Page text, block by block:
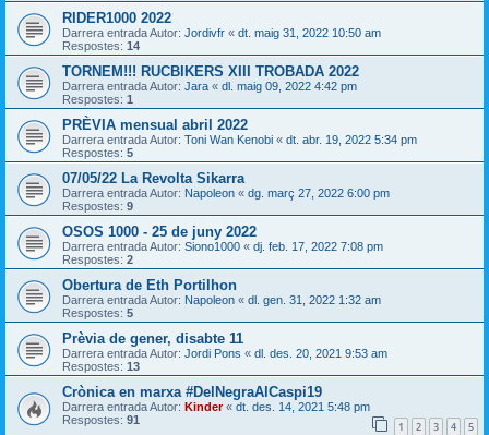
RIDER1000 2022
Darrera entrada Autor: Jordivfr « dt. maig 31, 2022 10:50 am
Respostes: 14
TORNEM!!! RUCBIKERS XIII TROBADA 2022
Darrera entrada Autor: Jara « dl. maig 09, 2022 4:42 pm
Respostes: 1
PRÈVIA mensual abril 2022
Darrera entrada Autor: Toni Wan Kenobi « dt. abr. 19, 2022 5:34 pm
Respostes: 5
07/05/22 La Revolta Sikarra
Darrera entrada Autor: Napoleon « dg. març 27, 2022 6:00 pm
Respostes: 9
OSOS 1000 - 25 de juny 2022
Darrera entrada Autor: Siono1000 « dj. feb. 17, 2022 7:08 pm
Respostes: 2
Obertura de Eth Portilhon
Darrera entrada Autor: Napoleon « dl. gen. 31, 2022 1:32 am
Respostes: 5
Prèvia de gener, disabte 11
Darrera entrada Autor: Jordi Pons « dl. des. 20, 2021 9:53 am
Respostes: 13
Crònica en marxa #DelNegraAlCaspi19
Darrera entrada Autor: Kinder« dt. des. 14, 2021 5:48 pm
Respostes: 91 1 2 3 4 5